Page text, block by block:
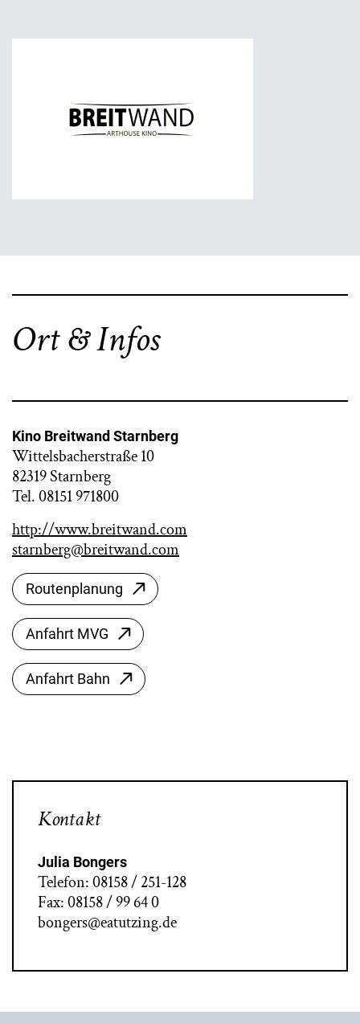
Ort & Infos
Kino Breitwand Starnberg
Wittelsbacherstraße 10
82319 Starnberg
Tel. 08151 971800
http://www.breitwand.com
starnberg@breitwand.com
Routenplanung
Anfahrt MVG
Anfahrt Bahn
Kontakt
Julia Bongers
Telefon: 08158 / 251-128
Fax: 08158 / 99 64 0
bongers@eatutzing.de